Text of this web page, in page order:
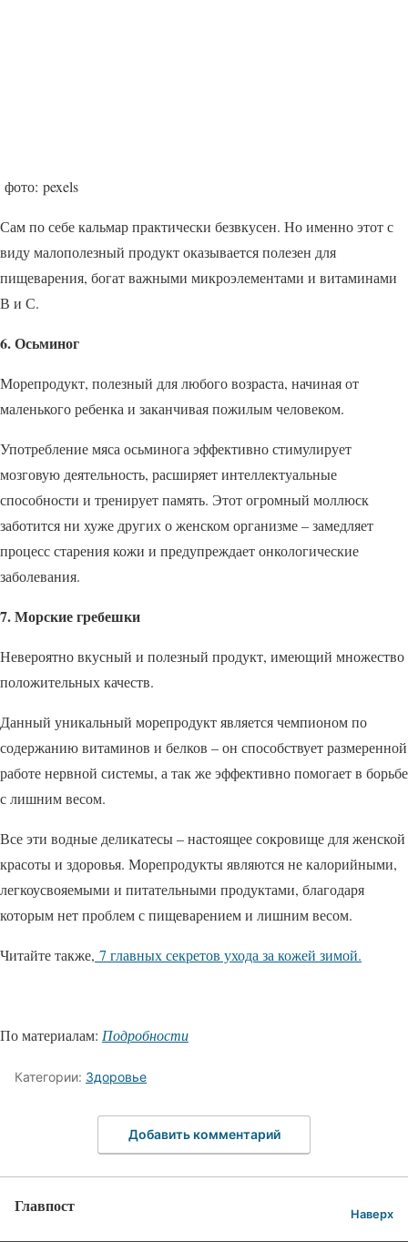
фото: pexels
Сам по себе кальмар практически безвкусен. Но именно этот с
виду малополезный продукт оказывается полезен для
пищеварения, богат важными микроэлементами и витаминами
В и С.
6. Осьминог
Морепродукт, полезный для любого возраста, начиная от
маленького ребенка и заканчивая пожилым человеком.
Употребление мяса осьминога эффективно стимулирует
мозговую деятельность, расширяет интеллектуальные
способности и тренирует память. Этот огромный моллюск
заботится ни хуже других о женском организме – замедляет
процесс старения кожи и предупреждает онкологические
заболевания.
7. Морские гребешки
Невероятно вкусный и полезный продукт, имеющий множество
положительных качеств.
Данный уникальный морепродукт является чемпионом по
содержанию витаминов и белков – он способствует размеренной
работе нервной системы, а так же эффективно помогает в борьбе
с лишним весом.
Все эти водные деликатесы – настоящее сокровище для женской
красоты и здоровья. Морепродукты являются не калорийными,
легкоусвояемыми и питательными продуктами, благодаря
которым нет проблем с пищеварением и лишним весом.
Читайте также, 7 главных секретов ухода за кожей зимой.
По материалам: Подробности
Категории: Здоровье
Добавить комментарий
Главпост Наверх